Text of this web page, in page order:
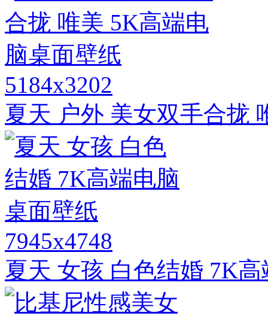
5184x3202
夏天 户外 美女双手合拢
7945x4748
夏天 女孩 白色结婚 7K